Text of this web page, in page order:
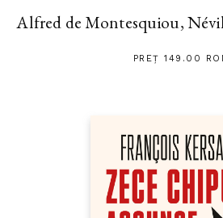
Alfred de Montesquiou,
PREȚ 149.00